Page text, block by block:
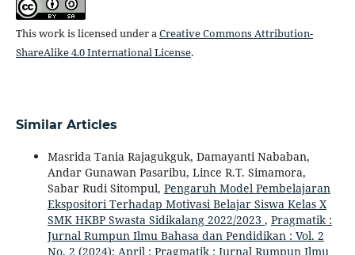
This work is licensed under aCreative Commons Attribution-
ShareAlike 4.0 International License.
Similar Articles
Masrida Tania Rajagukguk, Damayanti Nababan,
Andar Gunawan Pasaribu, Lince R.T. Simamora,
Sabar Rudi Sitompul, Pengaruh Model Pembelajaran
Ekspositori Terhadap Motivasi Belajar Siswa Kelas X
SMK HKBP Swasta Sidikalang 2022/2023 , Pragmatik :
Jurnal Rumpun Ilmu Bahasa dan Pendidikan : Vol. 2
No. 2 (2024): April : Pragmatik : Jurnal Rumpun Ilmu